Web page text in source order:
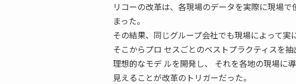
リコーの改革は、各現場のデータを実際に現場
まった。
その結果、同じグループ会社でも現場によって実
そこからプロ セスごとのベストプラクティスを抽
理想的なモデ ルを開発し、 それを各地の現場に
見えることが改革のトリガーだった。